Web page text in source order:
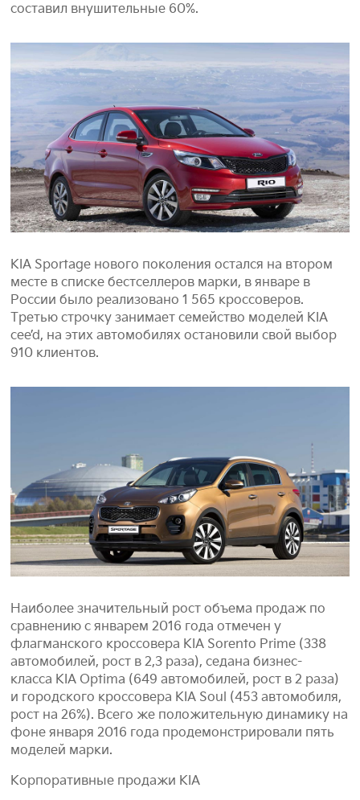
составил внушительные 60%.
KIA Sportage нового поколения остался на втором
месте в списке бестселлеров марки, в январе в
России было реализовано 1 565 кроссоверов.
Третью строчку занимает семейство моделей KIA
cee’d, на этих автомобилях остановили свой выбор
910 клиентов.
Наиболее значительный рост объема продаж по
сравнению с январем 2016 года отмечен у
флагманского кроссовера KIA Sorento Prime (338
автомобилей, рост в 2,3 раза), седана бизнес-
класса KIA Optima (649 автомобилей, рост в 2 раза)
и городского кроссовера KIA Soul (453 автомобиля,
рост на 26%). Всего же положительную динамику на
фоне января 2016 года продемонстрировали пять
моделей марки.
Корпоративные продажи KIA